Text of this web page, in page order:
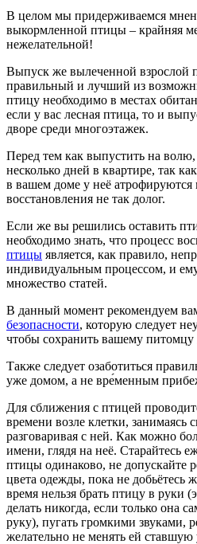
В целом мы придерживаемся
выкормленной птицы – крайняя
нежелательной!
Выпуск же вылеченной взрослой
правильный и лучший из
птицу необходимо в местах
если у вас лесная птица, то и
дворе среди многоэтажек.
Перед тем как выпустить на волю,
несколько дней в квартире, так
в вашем доме у неё
восстановления не так долог.
Если же вы решились оставить
необходимо знать, что процесс
птицы является, как правило,
индивидуальным процессом, и
множество статей.
В данный момент рекомендуем
безопасности, которую следует
чтобы сохранить вашему питомцу
Также следует озаботиться
уже домом, а не вре́менным
Для сближения с птицей
времени возле клетки, занимаясь
разговаривая с ней. Как можно
имени, глядя на неё. Старайтесь
птицы одинаково, не допускайте
цвета одежды, пока не добьётесь
время нельзя брать птицу в руки
делать никогда, если только она
руку), пугать громкими звуками,
желательно не менять ей